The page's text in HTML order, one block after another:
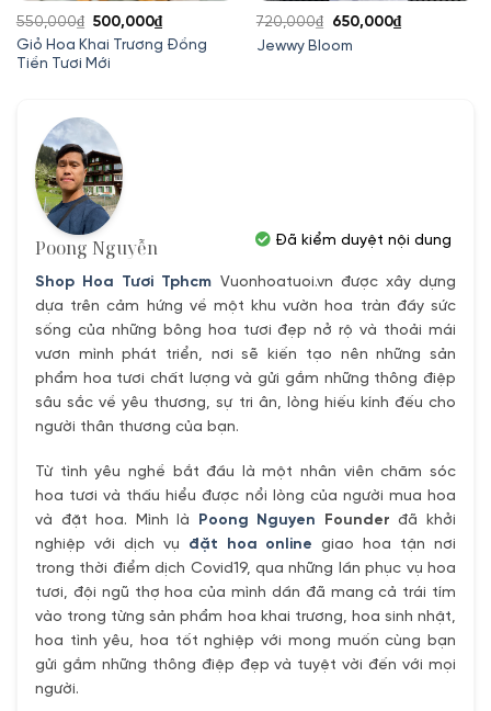
Giỏ Hoa Khai Trương Đồng
Tiền Tươi Mới
550,000₫ Giá
gốc
là:
500,000₫Giá
hiện
Jewwy Bloom
720,000₫
Giá
gốc
650,000₫Giá
Poong Nguyễn
Shop Hoa Tươi Tphcm Vuonhoatuoi.vn được xây dựng
dựa trên cảm hứng về một khu vườn hoa tràn đầy sức
sống của những bông hoa tươi đẹp nở rộ và thoải mái
vươn mình phát triển, nơi sẽ kiến tạo nên những sản
phẩm hoa tươi chất lượng và gửi gắm những thông điệp
sâu sắc về yêu thương, sự tri ân, lòng hiếu kính đếu cho
người thân thương của bạn.
Từ tình yêu nghề bắt đầu là một nhân viên chăm sóc
hoa tươi và thấu hiểu được nổi lòng của người mua hoa
và đặt hoa. Mình là
Poong Nguyen Founder đã khởi
nghiệp với dịch vụ đặt hoa online giao hoa tận nơi
trong thời điểm dịch Covid19, qua những lần phục vụ hoa
tươi, đội ngũ thợ hoa của mình dần đã mang cả trái tím
vào trong từng sản phẩm hoa khai trương, hoa sinh nhật,
hoa tình yêu, hoa tốt nghiệp với mong muốn cùng bạn
gửi gắm những thông điệp đẹp và tuyệt vời đến với mọi
người.
Đã kiểm duyệt nội dung